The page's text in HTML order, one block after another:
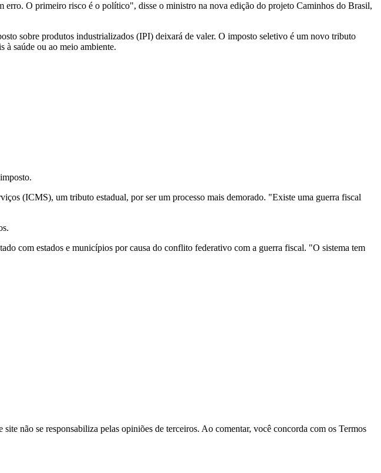
O primeiro risco é o político", disse o ministro na nova edição do projeto Caminhos do Brasil,
sobre produtos industrializados (IPI) deixará de valer. O imposto seletivo é um novo tributo
à saúde ou ao meio ambiente.
(ICMS), um tributo estadual, por ser um processo mais demorado. "Existe uma guerra fiscal
com estados e municípios por causa do conflito federativo com a guerra fiscal. "O sistema tem
não se responsabiliza pelas opiniões de terceiros. Ao comentar, você concorda com os Termos